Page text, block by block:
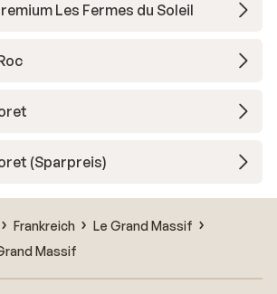
Les Fermes du Soleil
(Sparpreis)
Frankreich
Le Grand Massif
Massif